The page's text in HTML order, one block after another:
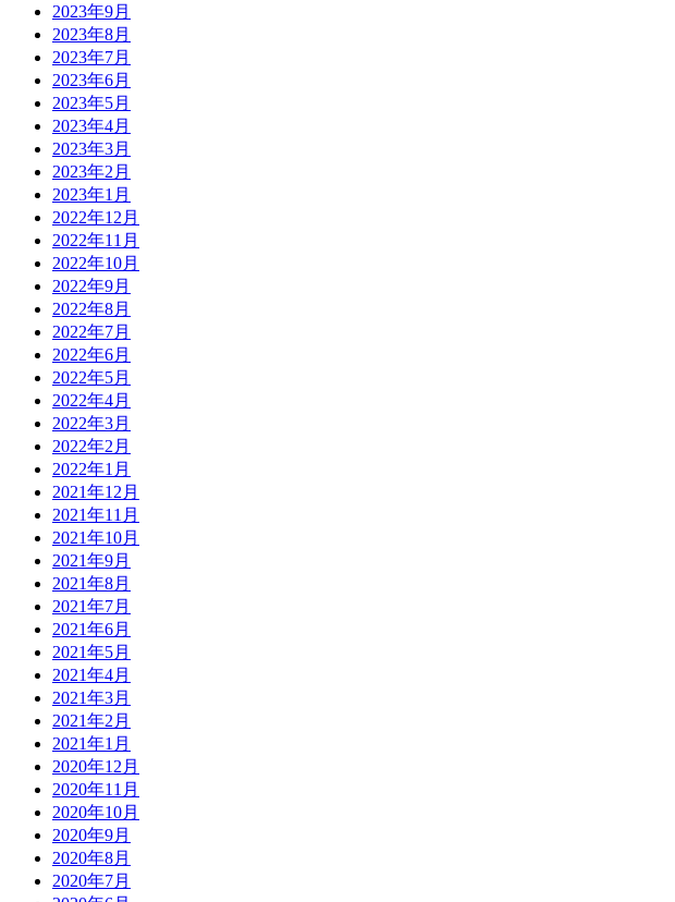
2023年9月
2023年8月
2023年7月
2023年6月
2023年5月
2023年4月
2023年3月
2023年2月
2023年1月
2022年12月
2022年11月
2022年10月
2022年9月
2022年8月
2022年7月
2022年6月
2022年5月
2022年4月
2022年3月
2022年2月
2022年1月
2021年12月
2021年11月
2021年10月
2021年9月
2021年8月
2021年7月
2021年6月
2021年5月
2021年4月
2021年3月
2021年2月
2021年1月
2020年12月
2020年11月
2020年10月
2020年9月
2020年8月
2020年7月